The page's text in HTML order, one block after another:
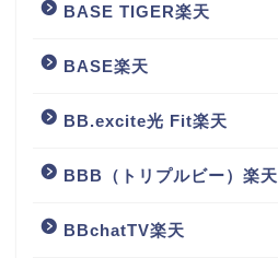
BASE TIGER楽天
BASE楽天
BB.excite光 Fit楽天
BBB（トリプルビー）楽天
BBchatTV楽天